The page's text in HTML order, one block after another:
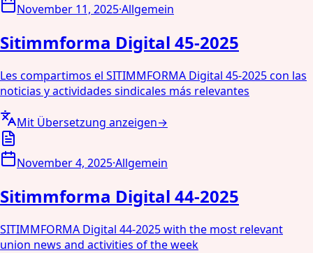
November 11, 2025·Allgemein
Sitimmforma Digital 45-2025
Les compartimos el SITIMMFORMA Digital 45-2025 con las
noticias y actividades sindicales más relevantes
Mit Übersetzung anzeigen→
November 4, 2025·Allgemein
Sitimmforma Digital 44-2025
SITIMMFORMA Digital 44-2025 with the most relevant
union news and activities of the week